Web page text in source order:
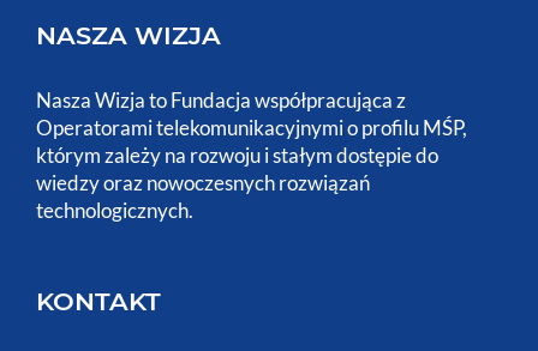
NASZA WIZJA
Nasza Wizja to Fundacja współpracująca z
Operatorami telekomunikacyjnymi o profilu MŚP,
którym zależy na rozwoju i stałym dostępie do
wiedzy oraz nowoczesnych rozwiązań
technologicznych.
KONTAKT